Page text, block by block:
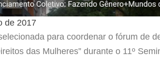
de 2017
para coordenar o fórum de
das Mulheres” durante o 11º